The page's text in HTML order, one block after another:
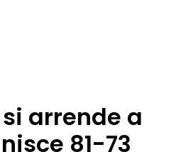
arrende a
81-73